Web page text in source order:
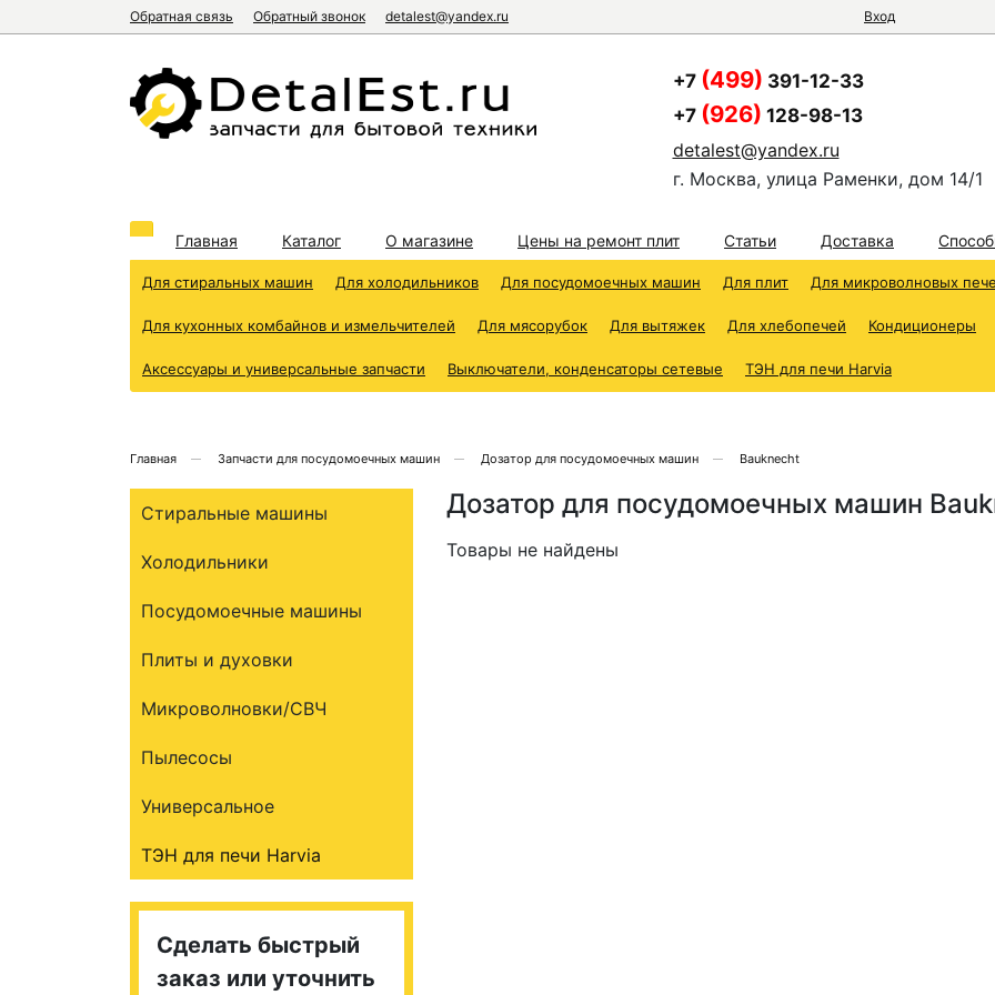
Обратная связь Обратный звонок detalest@yandex.ru Вход
+7 (499) 391-12-33
+7 (926) 128-98-13
detalest@yandex.ru
г. Москва, улица Раменки, дом 14/1
Главная Каталог О магазине Цены на ремонт плит Статьи Доставка
Для стиральных машин Для холодильников Для посудомоечных машин Для плит Для микроволновых
Для кухонных комбайнов и измельчителей Для мясорубок Для вытяжек Для хлебопечей Кондиционеры
Аксессуары и универсальные запчасти Выключатели, конденсаторы сетевые ТЭН для печи Harvia
Главная Запчасти для посудомоечных машин Дозатор для посудомоечных машин Bauknecht
Дозатор для посудомоечных машин
Товары не найдены
Стиральные машины
Холодильники
Посудомоечные машины
Плиты и духовки
Микроволновки/СВЧ
Пылесосы
Универсальное
ТЭН для печи Harvia
Сделать быстрый
заказ или уточнить